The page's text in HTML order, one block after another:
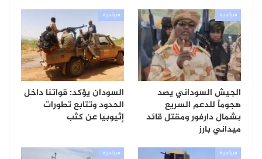
سياسية
الجيش السوداني يصد
هجوماً للدعم السريع
بشمال دارفور ومقتل قائد
ميداني بارز
سياسية
السودان يؤكد: قواتنا داخل
الحدود وتتابع تطورات
إثيوبيا عن كثب
سياسية سياسية